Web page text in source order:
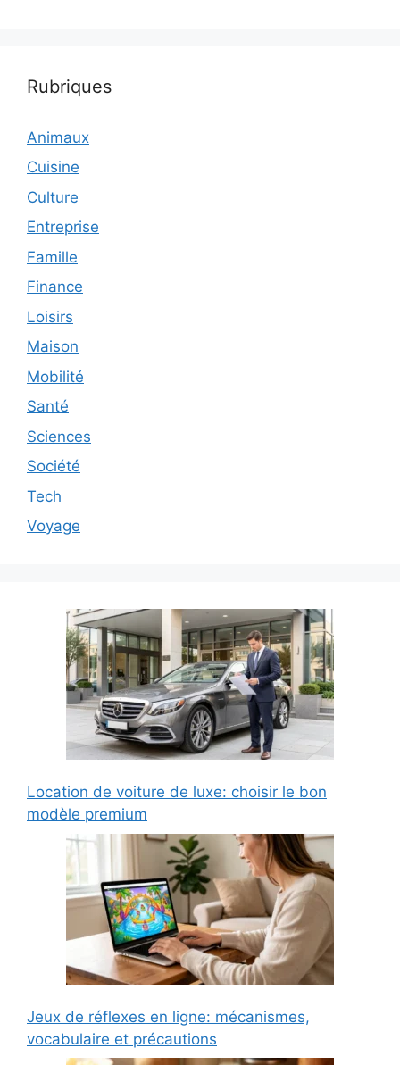
Rubriques
Animaux
Cuisine
Culture
Entreprise
Famille
Finance
Loisirs
Maison
Mobilité
Santé
Sciences
Société
Tech
Voyage
Location de voiture de luxe: choisir le bon
modèle premium
Jeux de réflexes en ligne: mécanismes,
vocabulaire et précautions